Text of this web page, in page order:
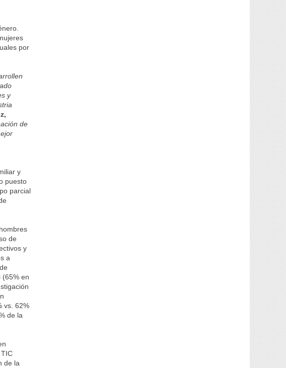
por
y
de
y
puesto
parcial
de
y
a
(65% en
vs. 62%
de la
de la